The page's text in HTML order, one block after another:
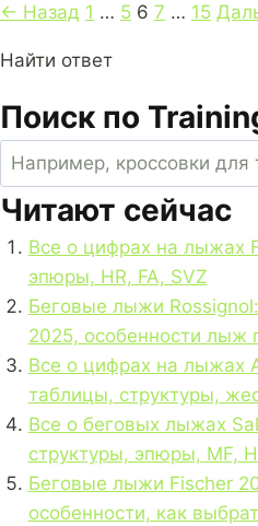
Навигация
по
страницам
← Назад 1 … 5 6 7 … 15
Найти ответ
Поиск по
Поиск
по
сайту
Читают сейчас
Все о цифрах на лыжах
эпюры, HR, FA, SVZ
Беговые лыжи
2025, особенности лыж
Все о цифрах на лыжах
таблицы, структуры,
Все о беговых лыжах
структуры, эпюры, MF,
Беговые лыжи Fischer
особенности, как